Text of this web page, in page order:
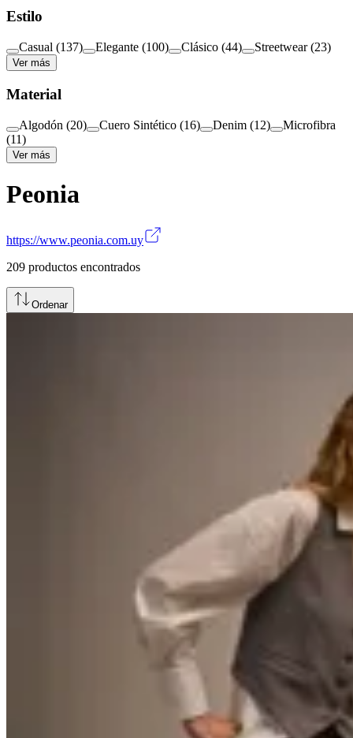
Estilo
Casual (137) Elegante (100) Clásico (44) Streetwear (23)
Ver más
Material
Algodón (20) Cuero Sintético (16) Denim (12)
Microfibra
(11)
Ver más
Peonia
https://www.peonia.com.uy
209 productos encontrados
Ordenar